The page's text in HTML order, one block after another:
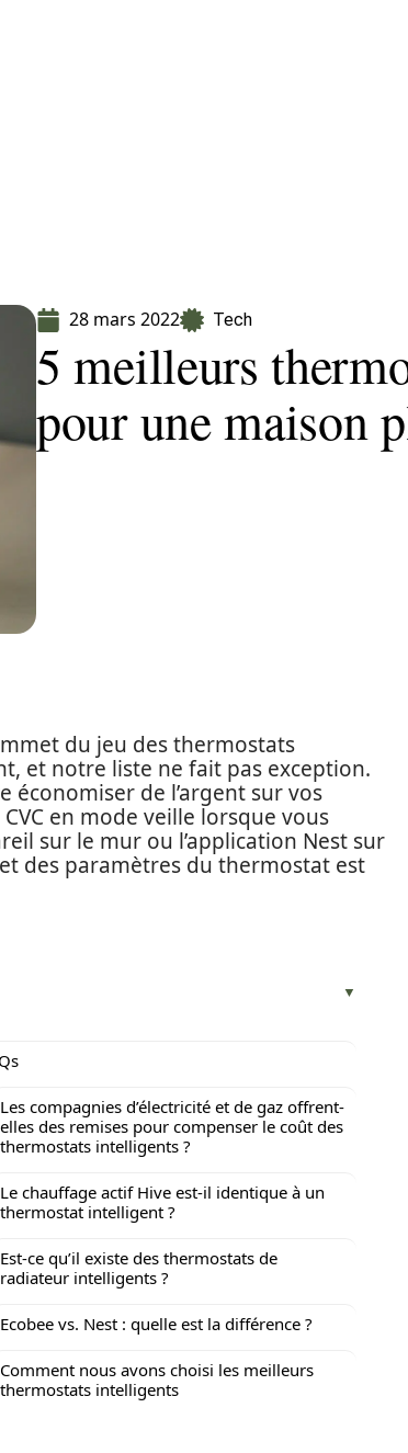
28 mars 2022 Tech
5 meilleurs
pour une maison
du jeu des thermostats
et notre liste ne fait pas exception.
de l’argent sur vos
en mode veille lorsque vous
sur le mur ou l’application Nest sur
des paramètres du thermostat est
Les compagnies d’électricité et de gaz offrent-
elles des remises pour compenser le coût des
thermostats intelligents ?
Le chauffage actif Hive est-il identique à un
thermostat intelligent ?
Est-ce qu’il existe des thermostats de
radiateur intelligents ?
Ecobee vs. Nest : quelle est la différence ?
Comment nous avons choisi les meilleurs
thermostats intelligents